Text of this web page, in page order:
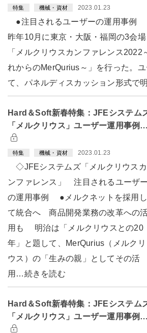
特集 機械・資材 2023.01.23
●注目されるユーザーの運用事例
昨年10月に東京・大阪・福岡の3会
「メルクリウスカンファレンス2022
れからのMerQurius～」を行った。
て、パネルディスカッション形式で
Hard＆Soft新春特集：JFEシステム
「メルクリウス」ユーザー運用事例…
特集 機械・資材 2023.01.23
◇JFEシステムズ「メルクリウスカ
ンファレンス」 注目されるユーザー
の運用事例 ●メルクネットを採用し
て統合へ 商品開発業務の改革への
用も 明治は「メルクリウスとの20
年」と題して、MerQurius（メルクリ
ウス）の「生みの親」としてその活
用…続きを読む
Hard＆Soft新春特集：JFEシステム
「メルクリウス」ユーザー運用事例…